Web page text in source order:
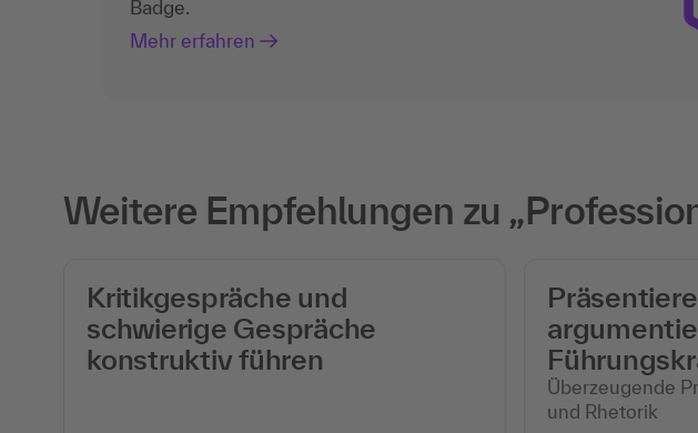
Badge.
Mehr erfahren
Weitere Empfehlungen zu
Kritikgespräche und
schwierige Gespräche
konstruktiv führen
Überzeugende
und Rhetorik